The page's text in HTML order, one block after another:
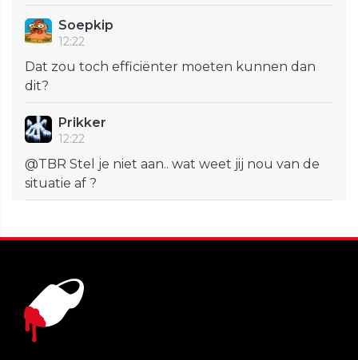
Soepkip
12:22
Dat zou toch efficiënter moeten kunnen dan
dit?
Prikker
12:22
@TBR Stel je niet aan.. wat weet jij nou van de
situatie af ?